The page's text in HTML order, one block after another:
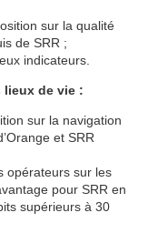
sur la qualité
de SRR ;
indicateurs.
lieux de vie :
sur la navigation
et SRR
opérateurs sur les
pour SRR en
supérieurs à 30